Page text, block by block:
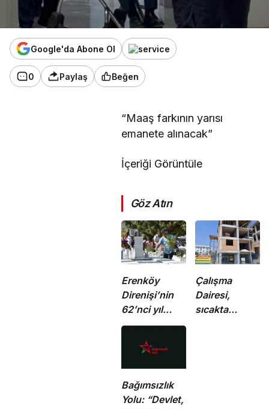
Google'da Abone Ol
0 Paylaş Beğen
“Maaş farkının yarısı
emanete alınacak”
İçeriği Görüntüle
Göz Atın
Erenköy
Direnişi’nin
62’nci yıl
dönümünde
şehitler
törenle anıldı
Çalışma
Dairesi,
sıcakta
Bağımsızlık
Yolu: “Devlet,